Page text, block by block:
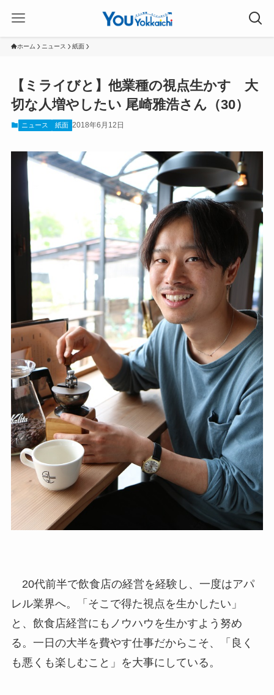
ホーム ニュース 紙面
【ミライびと】他業種の視点生かす 大
切な人増やしたい 尾崎雅浩さん（30）
ニュース 紙面 2018年6月12日
20代前半で飲食店の経営を経験し、一度はアパ
レル業界へ。「そこで得た視点を生かしたい」
と、飲食店経営にもノウハウを生かすよう努め
る。一日の大半を費やす仕事だからこそ、「良く
も悪くも楽しむこと」を大事にしている。